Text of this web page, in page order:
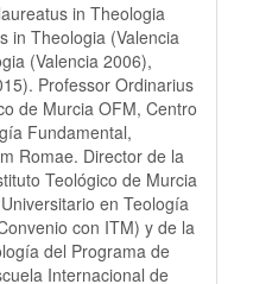
in Theologia
in Theologia (Valencia
(Valencia 2006),
Professor Ordinarius
de Murcia OFM, Centro
Fundamental,
Romae. Director de la
Teológico de Murcia
en Teología
con ITM) y de la
del Programa de
Internacional de